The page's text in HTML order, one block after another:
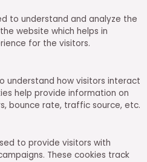
to understand and analyze the
website which helps in
for the visitors.
understand how visitors interact
help provide information on
bounce rate, traffic source, etc.
to provide visitors with
These cookies track